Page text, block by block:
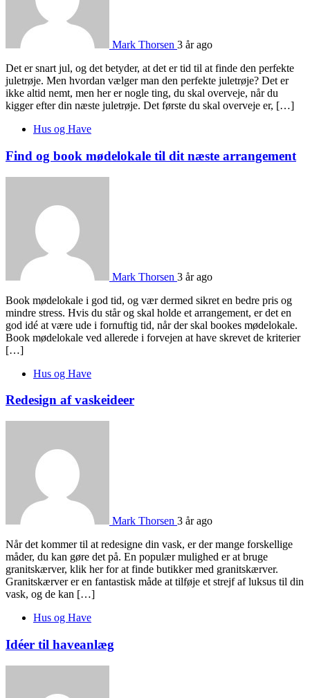
Mark Thorsen 3 år ago
Det er snart jul, og det betyder, at det er tid til at finde den perfekte
juletrøje. Men hvordan vælger man den perfekte juletrøje? Det er
ikke altid nemt, men her er nogle ting, du skal overveje, når du
kigger efter din næste juletrøje. Det første du skal overveje er, […]
Hus og Have
Find og book mødelokale til dit næste arrangement
Mark Thorsen 3 år ago
Book mødelokale i god tid, og vær dermed sikret en bedre pris og
mindre stress. Hvis du står og skal holde et arrangement, er det en
god idé at være ude i fornuftig tid, når der skal bookes mødelokale.
Book mødelokale ved allerede i forvejen at have skrevet de kriterier
[…]
Hus og Have
Redesign af vaskeideer
Mark Thorsen 3 år ago
Når det kommer til at redesigne din vask, er der mange forskellige
måder, du kan gøre det på. En populær mulighed er at bruge
granitskærver, klik her for at finde butikker med granitskærver.
Granitskærver er en fantastisk måde at tilføje et strejf af luksus til din
vask, og de kan […]
Hus og Have
Idéer til haveanlæg